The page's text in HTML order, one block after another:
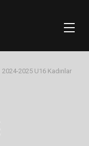
2024-2025 U16 Kadınlar